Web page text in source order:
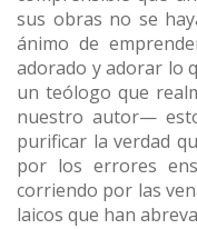
sus obras no se
ánimo de
adorado y adorar lo
un teólogo que
nuestro autor—
purificar la verdad
por los errores
corriendo por las
laicos que han